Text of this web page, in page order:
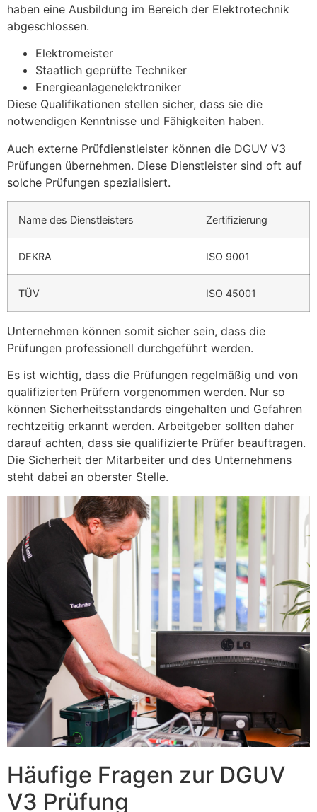
haben eine Ausbildung im Bereich der Elektrotechnik
abgeschlossen.
Elektromeister
Staatlich geprüfte Techniker
Energieanlagenelektroniker
Diese Qualifikationen stellen sicher, dass sie die
notwendigen Kenntnisse und Fähigkeiten haben.
Auch externe Prüfdienstleister können die DGUV V3
Prüfungen übernehmen. Diese Dienstleister sind oft auf
solche Prüfungen spezialisiert.
Name des Dienstleisters Zertifizierung
DEKRA ISO 9001
TÜV ISO 45001
Unternehmen können somit sicher sein, dass die
Prüfungen professionell durchgeführt werden.
Es ist wichtig, dass die Prüfungen regelmäßig und von
qualifizierten Prüfern vorgenommen werden. Nur so
können Sicherheitsstandards eingehalten und Gefahren
rechtzeitig erkannt werden. Arbeitgeber sollten daher
darauf achten, dass sie qualifizierte Prüfer beauftragen.
Die Sicherheit der Mitarbeiter und des Unternehmens
steht dabei an oberster Stelle.
Häufige Fragen zur DGUV
V3 Prüfung